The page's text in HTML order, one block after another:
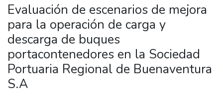
Statistics
Evaluación de escenarios de mejora
para la operación de carga y
descarga de buques
portacontenedores en la Sociedad
Portuaria Regional de Buenaventura
S.A